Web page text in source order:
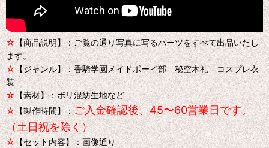
☆【商品説明】：ご覧の通り写真に写るパーツをすべて出品いたし
ます。
☆【ジャンル】：香騎学園メイドボーイ部 秘空木礼 コスプレ衣
装
☆【素材】：ポリ混紡生地など
☆【製作時間】：ご入金確認後、45〜60営業日です。
（土日祝を除く）
☆【セット内容】：画像通り